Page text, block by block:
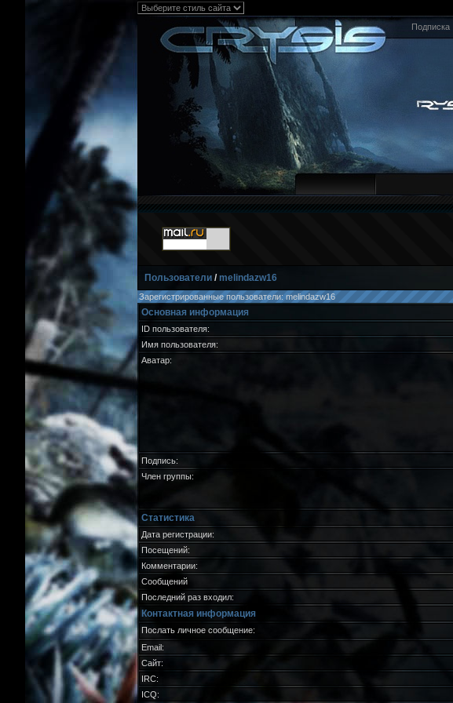
Подписка
Пользователи/melindazw16
Зарегистрированные пользователи: melindazw16
Основная информация
ID пользователя:
Имя пользователя:
Аватар:
Подпись:
Член группы:
Статистика
Дата регистрации:
Посещений:
Комментарии:
Сообщений
Последний раз входил:
Контактная информация
Послать личное сообщение:
Email:
Сайт:
IRC:
ICQ: